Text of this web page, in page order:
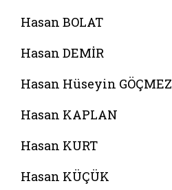
Hasan BOLAT
Hasan DEMİR
Hasan Hüseyin GÖÇMEZ
Hasan KAPLAN
Hasan KURT
Hasan KÜÇÜK